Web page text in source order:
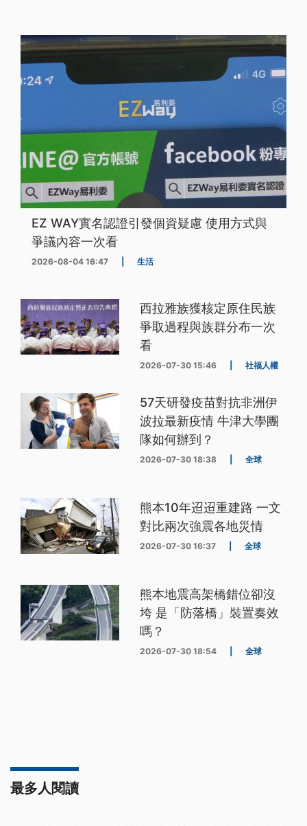
EZ WAY實名認證引發個資疑慮 使用方式與
爭議內容一次看
2026-08-04 16:47 生活
西拉雅族獲核定原住民族
爭取過程與族群分布一次
看
2026-07-30 15:46 社福人權
57天研發疫苗對抗非洲伊
波拉最新疫情 牛津大學團
隊如何辦到？
2026-07-30 18:38 全球
熊本10年迢迢重建路 一文
對比兩次強震各地災情
2026-07-30 16:37 全球
熊本地震高架橋錯位卻沒
垮 是「防落橋」裝置奏效
嗎？
2026-07-30 18:54 全球
最多人閱讀